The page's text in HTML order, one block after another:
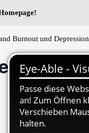
Burnout und Depression
–